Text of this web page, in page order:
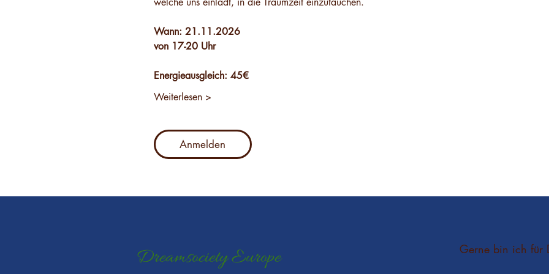
Wann: 21.11.2026
von 17-20 Uhr
Energieausgleich: 45€
Weiterlesen >
Anmelden
Dreamsociety Europe Gerne bin ich für